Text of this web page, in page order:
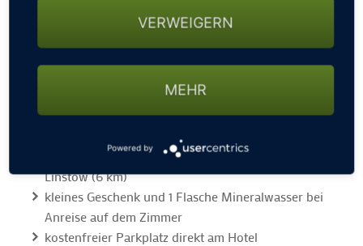
Arrangement „Golftage“:
3 Übernachtungen im Doppelzimmer
3 x 3-Gang Menü am Abend
1 x Kaffee und Kuchen am Nachmittag
täglich Eintritt in die Saunalandschaft des Resort
Linstow (6 km)
kleines Geschenk und 1 Flasche Mineralwasser bei
Anreise auf dem Zimmer
kostenfreier Parkplatz direkt am Hotel
VERWEIGERN
MEHR
Powered by